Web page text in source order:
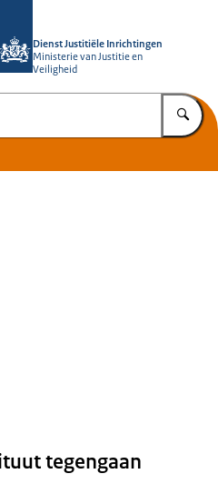
Dienst Justitiële Inrichtingen
Ministerie van Justitie en
Veiligheid
tegengaan